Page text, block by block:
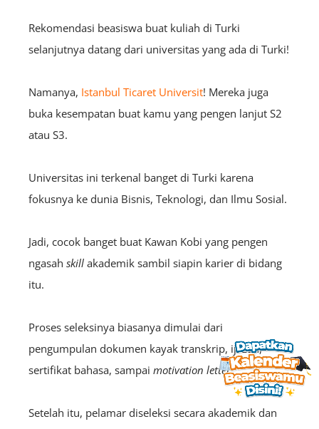
Rekomendasi beasiswa buat kuliah di Turki
selanjutnya datang dari universitas yang ada di Turki!
Namanya, Istanbul Ticaret Universit! Mereka juga
buka kesempatan buat kamu yang pengen lanjut S2
atau S3.
Universitas ini terkenal banget di Turki karena
fokusnya ke dunia Bisnis, Teknologi, dan Ilmu Sosial.
Jadi, cocok banget buat Kawan Kobi yang pengen
ngasah skill akademik sambil siapin karier di bidang
itu.
Proses seleksinya biasanya dimulai dari
pengumpulan dokumen kayak transkrip, ijazah,
sertifikat bahasa, sampai motivation letter.
Setelah itu, pelamar diseleksi secara akademik dan